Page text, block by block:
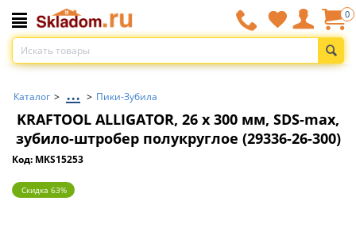
0
Каталог > ... > Пики-Зубила
KRAFTOOL ALLIGATOR, 26 x 300 мм, SDS-max,
зубило-штробер полукруглое (29336-26-300)
Код: MKS15253
Скидка 63%